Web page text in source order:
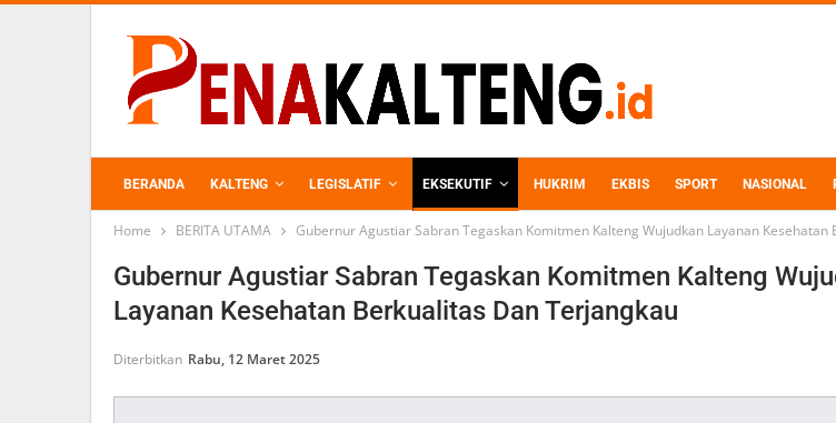
BERANDA KALTENG LEGISLATIF EKSEKUTIF HUKRIM EKBIS SPORT NASIONAL
PERKEBUNAN
Home BERITA UTAMA Gubernur Agustiar Sabran Tegaskan Komitmen Kalteng Wujudkan Layanan
Gubernur Agustiar Sabran Tegaskan Komitmen Kalteng
Layanan Kesehatan Berkualitas Dan Terjangkau
Diterbitkan Rabu, 12 Maret 2025